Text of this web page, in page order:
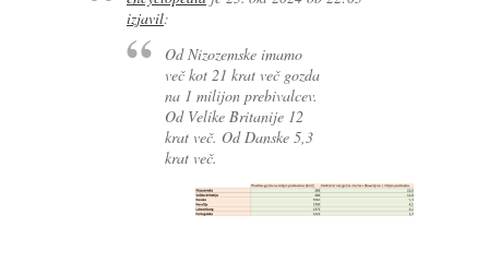
izjavil:
Od Nizozemske imamo
več kot 21 krat več gozda
na 1 milijon prebivalcev.
Od Velike Britanije 12
krat več. Od Danske 5,3
krat več.